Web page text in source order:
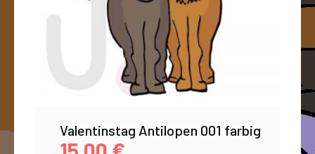
Valentinstag Antilopen 001 farbig